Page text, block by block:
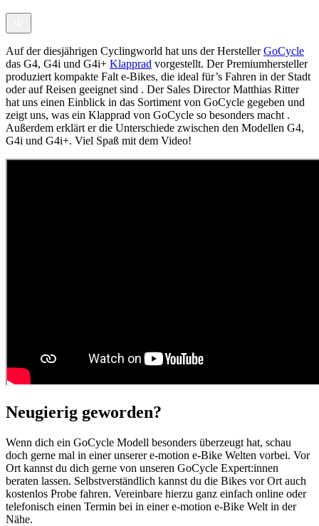
Auf der diesjährigen Cyclingworld hat uns der HerstellerGoCycle
das G4, G4i und G4i+ Klapprad vorgestellt. Der Premiumhersteller
produziert kompakte Falt e-Bikes, die ideal für’s Fahren in der Stadt
oder auf Reisen geeignet sind . Der Sales Director Matthias Ritter
hat uns einen Einblick in das Sortiment von GoCycle gegeben und
zeigt uns, was ein Klapprad von GoCycle so besonders macht .
Außerdem erklärt er die Unterschiede zwischen den Modellen G4,
G4i und G4i+. Viel Spaß mit dem Video!
Neugierig geworden?
Wenn dich ein GoCycle Modell besonders überzeugt hat, schau
doch gerne mal in einer unserer e-motion e-Bike Welten vorbei. Vor
Ort kannst du dich gerne von unseren GoCycle Expert:innen
beraten lassen. Selbstverständlich kannst du die Bikes vor Ort auch
kostenlos Probe fahren. Vereinbare hierzu ganz einfach online oder
telefonisch einen Termin bei in einer e-motion e-Bike Welt in der
Nähe.